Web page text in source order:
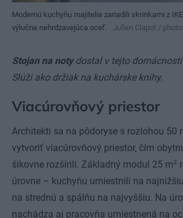
Modernú kuchyňu majitelia zariadili skrinkami z
výlučne nehrdzavejúca oceľ.
Julien Clapot /
Stojan na noty dostal v tejto
Slúži ako držiak na kuchárske knihy.
Viacúrovňový priestor
Architekti sa na pôdoryse s rozlohou 50
vytvoriť viacúrovňový priestor, čím
šikovne rozšírili. Základný modul 25 m2
úrovne – kuchyňu umiestnili na
na strednú a spálňu na najvyššiu. Na
nachádza aj pracovňa umiestnená na